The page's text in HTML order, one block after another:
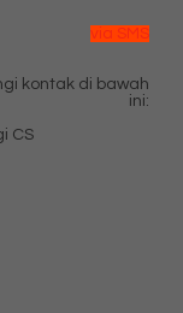
via SMS
kontak di bawah
ini:
CS